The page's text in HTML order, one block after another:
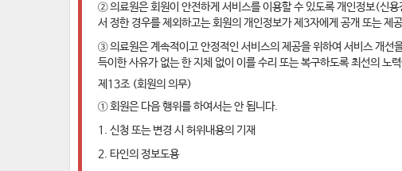
② 의료원은 회원이 안전하게 서비스를 이용할 수 있도록 개인정보(신
서 정한 경우를 제외하고는 회원의 개인정보가 제3자에게 공개 또는 제
③ 의료원은 계속적이고 안정적인 서비스의 제공을 위하여 서비스 개선
득이한 사유가 없는 한 지체 없이 이를 수리 또는 복구하도록 최선의 노
제13조 (회원의 의무)
① 회원은 다음 행위를 하여서는 안 됩니다.
1. 신청 또는 변경 시 허위내용의 기재
2. 타인의 정보도용